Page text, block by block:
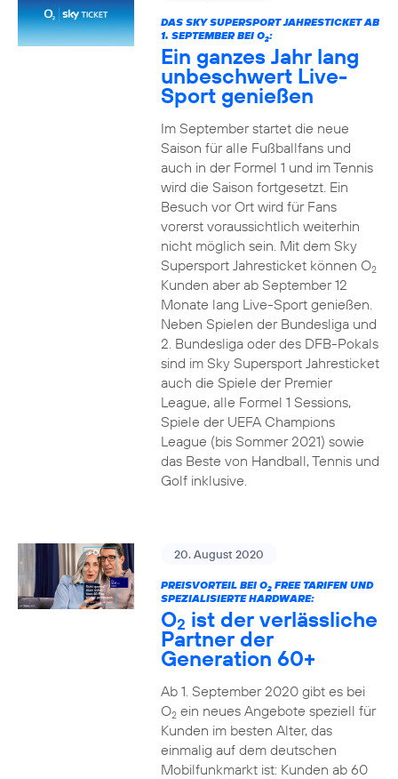
DAS SKY SUPERSPORT JAHRESTICKET AB
1. SEPTEMBER BEI O2:
Ein ganzes Jahr lang
unbeschwert Live-
Sport genießen
Im September startet die neue
Saison für alle Fußballfans und
auch in der Formel 1 und im Tennis
wird die Saison fortgesetzt. Ein
Besuch vor Ort wird für Fans
vorerst voraussichtlich weiterhin
nicht möglich sein. Mit dem Sky
Supersport Jahresticket können O2
Kunden aber ab September 12
Monate lang Live-Sport genießen.
Neben Spielen der Bundesliga und
2. Bundesliga oder des DFB-Pokals
sind im Sky Supersport Jahresticket
auch die Spiele der Premier
League, alle Formel 1 Sessions,
Spiele der UEFA Champions
League (bis Sommer 2021) sowie
das Beste von Handball, Tennis und
Golf inklusive.
20. August 2020
PREISVORTEIL BEI O2FREE TARIFEN UND
SPEZIALISIERTE HARDWARE:
O2 ist der verlässliche
Partner der
Generation 60+
Ab 1. September 2020 gibt es bei
O2ein neues Angebote speziell für
Kunden im besten Alter, das
einmalig auf dem deutschen
Mobilfunkmarkt ist: Kunden ab 60